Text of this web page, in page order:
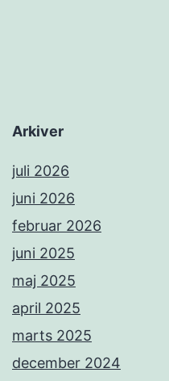
Arkiver
juli 2026
juni 2026
februar 2026
juni 2025
maj 2025
april 2025
marts 2025
december 2024